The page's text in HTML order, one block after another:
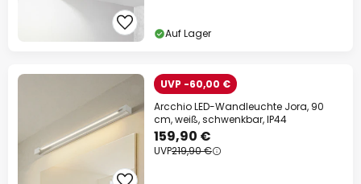
Auf Lager
UVP -60,00 €
Arcchio LED-Wandleuchte Jora, 90
cm, weiß, schwenkbar, IP44
159,90 €
UVP219,90 €